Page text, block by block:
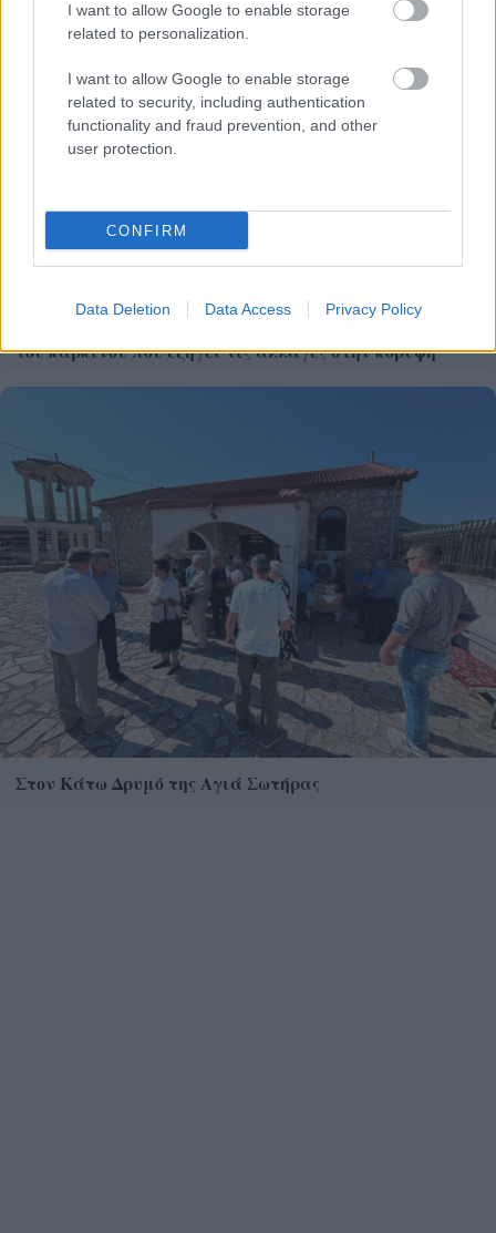
I want to allow Google to enable storage
related to personalization.
I want to allow Google to enable storage
related to security, including authentication
functionality and fraud prevention, and other
user protection.
CONFIRM
Data Deletion Data Access Privacy Policy
Η Google ΑΙ ο Hassabis και η δήλωση για την θεραπεία
του καρκίνου που εξηγεί τις αλλαγές στην κορυφή
Στον Κάτω Δρυμό της Αγιά Σωτήρας